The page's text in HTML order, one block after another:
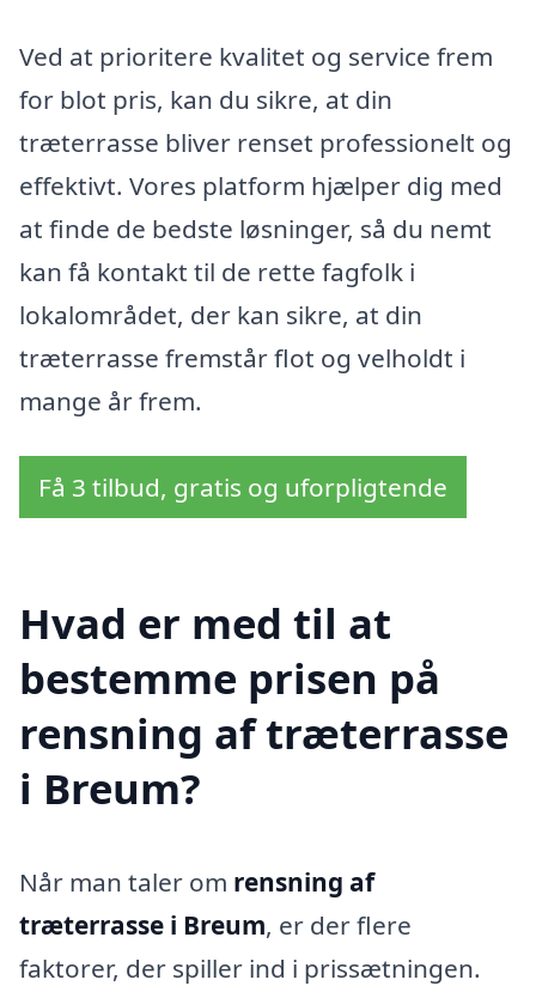
Ved at prioritere kvalitet og service frem
for blot pris, kan du sikre, at din
træterrasse bliver renset professionelt og
effektivt. Vores platform hjælper dig med
at finde de bedste løsninger, så du nemt
kan få kontakt til de rette fagfolk i
lokalområdet, der kan sikre, at din
træterrasse fremstår flot og velholdt i
mange år frem.
Få 3 tilbud, gratis og uforpligtende
Hvad er med til at
bestemme prisen på
rensning af træterrasse
i Breum?
Når man taler om rensning af
træterrasse i Breum, er der flere
faktorer, der spiller ind i prissætningen.